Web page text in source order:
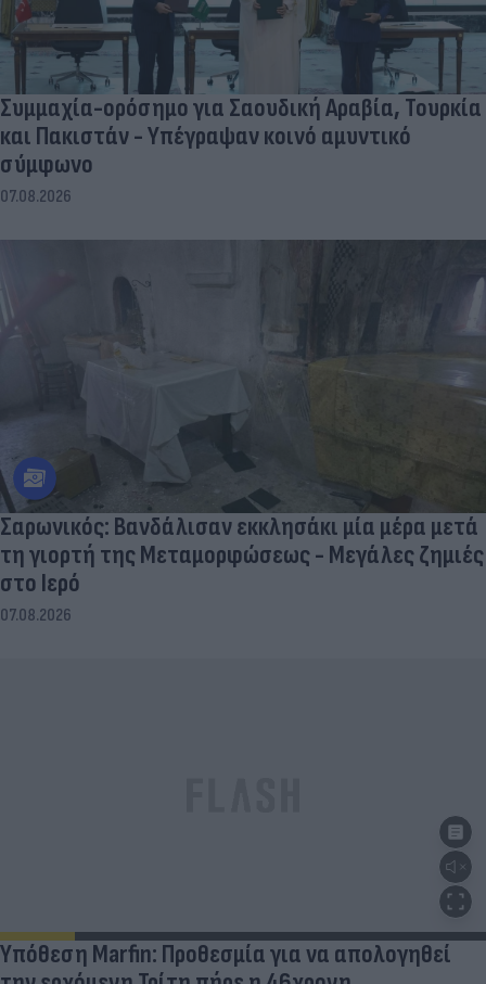
Συμμαχία-ορόσημο για Σαουδική Αραβία, Τουρκία
και Πακιστάν - Υπέγραψαν κοινό αμυντικό
σύμφωνο
07.08.2026
Σαρωνικός: Βανδάλισαν εκκλησάκι μία μέρα μετά
τη γιορτή της Μεταμορφώσεως - Μεγάλες ζημιές
στο Ιερό
07.08.2026
Υπόθεση Marfin: Προθεσμία για να απολογηθεί